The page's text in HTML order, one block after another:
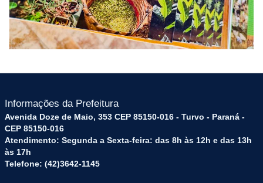
Informações da Prefeitura
Avenida Doze de Maio, 353 CEP 85150-016 - Turvo - Paraná -
CEP 85150-016
Atendimento: Segunda a Sexta-feira: das 8h às 12h e das 13h
às 17h
Telefone: (42)3642-1145